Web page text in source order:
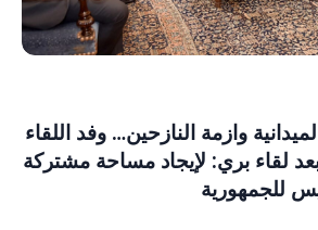
وازمة النازحين… وفد اللقاء
لقاء بري: لإيجاد مساحة مشتركة
للجمهورية